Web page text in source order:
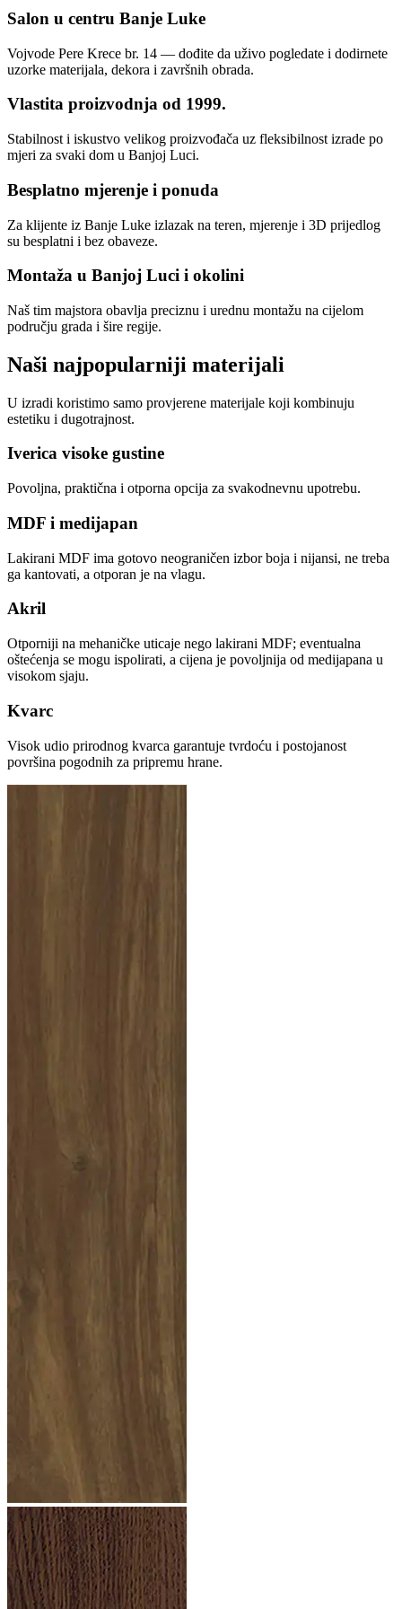
Salon u centru Banje Luke
Vojvode Pere Krece br. 14 — dođite da uživo pogledate i dodirnete
uzorke materijala, dekora i završnih obrada.
Vlastita proizvodnja od 1999.
Stabilnost i iskustvo velikog proizvođača uz fleksibilnost izrade po
mjeri za svaki dom u Banjoj Luci.
Besplatno mjerenje i ponuda
Za klijente iz Banje Luke izlazak na teren, mjerenje i 3D prijedlog
su besplatni i bez obaveze.
Montaža u Banjoj Luci i okolini
Naš tim majstora obavlja preciznu i urednu montažu na cijelom
području grada i šire regije.
Naši najpopularniji materijali
U izradi koristimo samo provjerene materijale koji kombinuju
estetiku i dugotrajnost.
Iverica visoke gustine
Povoljna, praktična i otporna opcija za svakodnevnu upotrebu.
MDF i medijapan
Lakirani MDF ima gotovo neograničen izbor boja i nijansi, ne treba
ga kantovati, a otporan je na vlagu.
Akril
Otporniji na mehaničke uticaje nego lakirani MDF; eventualna
oštećenja se mogu ispolirati, a cijena je povoljnija od medijapana u
visokom sjaju.
Kvarc
Visok udio prirodnog kvarca garantuje tvrdoću i postojanost
površina pogodnih za pripremu hrane.